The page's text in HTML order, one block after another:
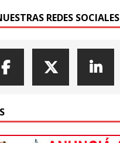
REDES SOCIALES